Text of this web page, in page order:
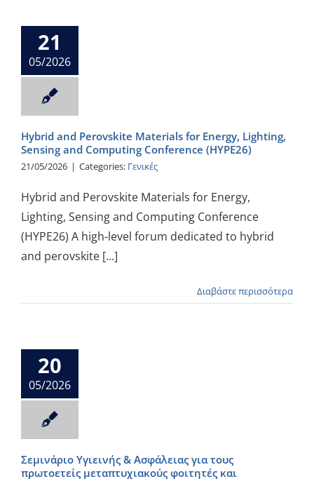
21
05/2026
Hybrid and Perovskite Materials for Energy, Lighting,
Sensing and Computing Conference (HYPE26)
21/05/2026 | Categories: Γενικές
Hybrid and Perovskite Materials for Energy,
Lighting, Sensing and Computing Conference
(HYPE26) A high-level forum dedicated to hybrid
and perovskite [...]
Διαβάστε περισσότερα
20
05/2026
Σεμινάριο Υγιεινής & Ασφάλειας για τους
πρωτοετείς μεταπτυχιακούς φοιτητές και